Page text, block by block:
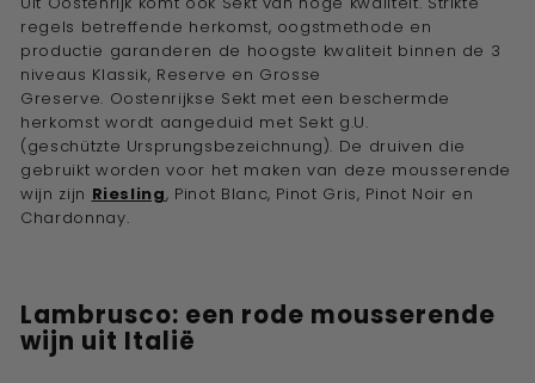
regels betreffende herkomst, oogstmethode en
productie garanderen de hoogste kwaliteit binnen de 3
niveaus Klassik, Reserve en Grosse
Greserve. Oostenrijkse Sekt met een beschermde
herkomst wordt aangeduid met Sekt g.U.
(geschützte Ursprungsbezeichnung). De druiven die
gebruikt worden voor het maken van deze mousserende
wijn zijn Riesling, Pinot Blanc, Pinot Gris, Pinot Noir en
Chardonnay.
Lambrusco: een rode mousserende
wijn uit Italië